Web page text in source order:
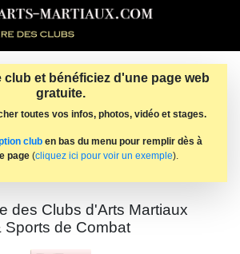
club et bénéficiez d'une page web
gratuite.
toutes vos infos, photos, vidéo et stages.
club en bas du menu pour remplir dès à
page (cliquez ici pour voir un exemple).
des Clubs d'Arts Martiaux
Sports de Combat